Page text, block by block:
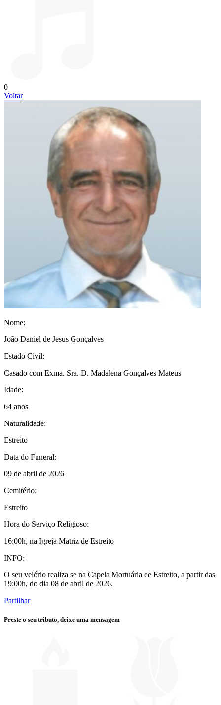
0
Voltar
Nome:
João Daniel de Jesus Gonçalves
Estado Civil:
Casado com Exma. Sra. D. Madalena Gonçalves Mateus
Idade:
64 anos
Naturalidade:
Estreito
Data do Funeral:
09 de abril de 2026
Cemitério:
Estreito
Hora do Serviço Religioso:
16:00h, na Igreja Matriz de Estreito
INFO:
O seu velório realiza se na Capela Mortuária de Estreito, a partir das
19:00h, do dia 08 de abril de 2026.
Partilhar
Preste o seu tributo, deixe uma mensagem